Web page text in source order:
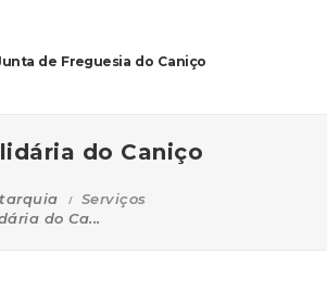
de Freguesia do Caniço
do Caniço
Serviços
do Ca...